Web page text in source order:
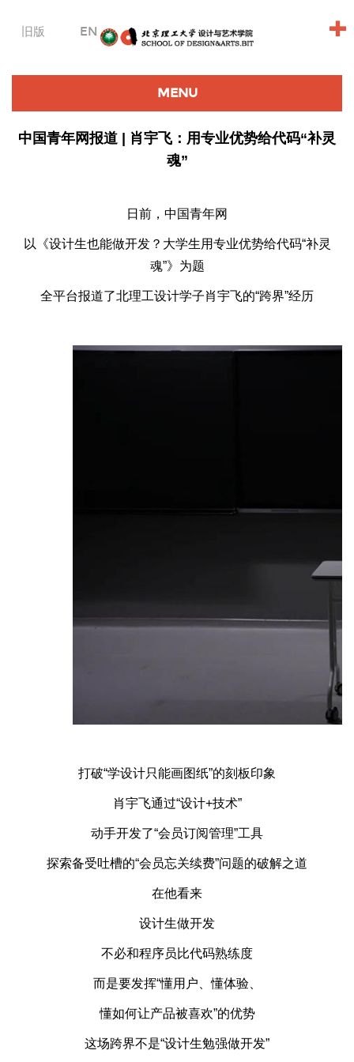
旧版 EN +
MENU
中国青年网报道 | 肖宇飞：用专业优势给代码“补灵
魂”
日前，中国青年网
以《设计生也能做开发？大学生用专业优势给代码“补灵
魂”》为题
全平台报道了北理工设计学子肖宇飞的“跨界”经历
打破“学设计只能画图纸”的刻板印象
肖宇飞通过“设计+技术”
动手开发了“会员订阅管理”工具
探索备受吐槽的“会员忘关续费”问题的破解之道
在他看来
设计生做开发
不必和程序员比代码熟练度
而是要发挥“懂用户、懂体验、
懂如何让产品被喜欢”的优势
这场跨界不是“设计生勉强做开发”